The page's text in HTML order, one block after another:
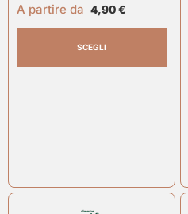
A partire da 4,90€
SCEGLI